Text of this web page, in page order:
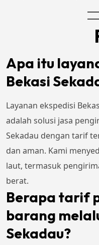
Apa itu
Bekasi
Layanan ekspedisi
adalah solusi jasa
Sekadau dengan tarif
dan aman. Kami
laut, termasuk
berat.
Berapa tarif
barang
Sekadau?